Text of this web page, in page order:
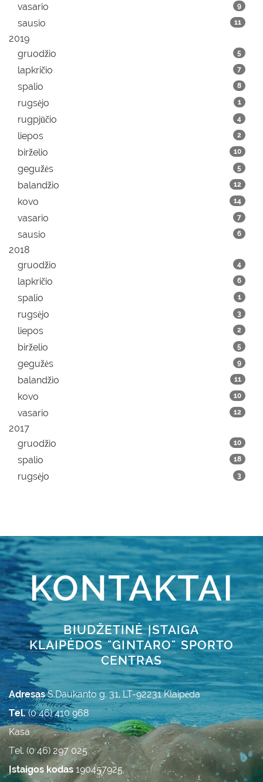
vasario 9
sausio 11
2019
gruodžio
5
lapkričio 7
spalio 8
rugsėjo 1
rugpjūčio 4
liepos 2
birželio 10
gegužės 5
balandžio 12
kovo 14
vasario 7
sausio 6
2018
gruodžio
4
lapkričio 6
spalio 1
rugsėjo 3
liepos 2
birželio 5
gegužės 9
balandžio 11
kovo 10
vasario 12
2017
gruodžio
10
spalio 18
rugsėjo 3
KONTAKTAI
BIUDŽETINĖ ĮSTAIGA
KLAIPĖDOS "GINTARO" SPORTO
CENTRAS
AdresasS.Daukanto g. 31, LT-92231 Klaipėda
Tel.(0 46) 410 968
Kasa
Tel. (0 46) 297 025
Įstaigos kodas 190457925